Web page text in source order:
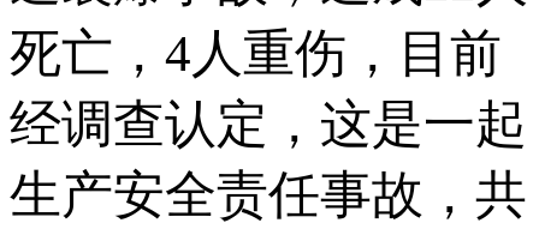
死亡，4人重伤，目前
经调查认定，这是一起
生产安全责任事故，共